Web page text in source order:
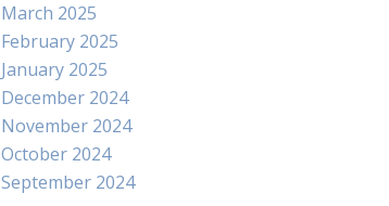
March 2025
February 2025
January 2025
December 2024
November 2024
October 2024
September 2024